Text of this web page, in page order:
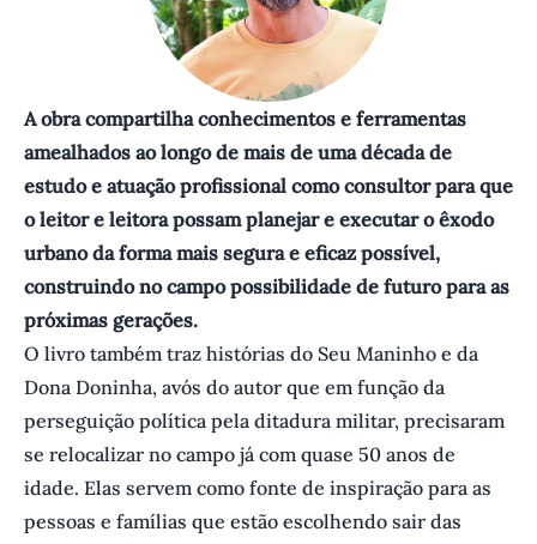
A obra compartilha conhecimentos e ferramentas
amealhados ao longo de mais de uma década de
estudo e atuação profissional como consultor para que
o leitor e leitora possam planejar e executar o êxodo
urbano da forma mais segura e eficaz possível,
construindo no campo possibilidade de futuro para as
próximas gerações.
O livro também traz histórias do Seu Maninho e da
Dona Doninha, avós do autor que em função da
perseguição política pela ditadura militar, precisaram
se relocalizar no campo já com quase 50 anos de
idade. Elas servem como fonte de inspiração para as
pessoas e famílias que estão escolhendo sair das